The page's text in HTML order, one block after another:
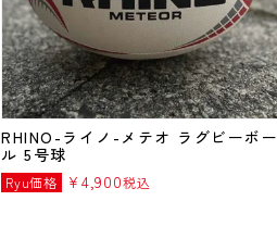
RHINO-ライノ-メテオ ラグビーボー
ル 5号球
Ryu価格 ¥ 4,900税込